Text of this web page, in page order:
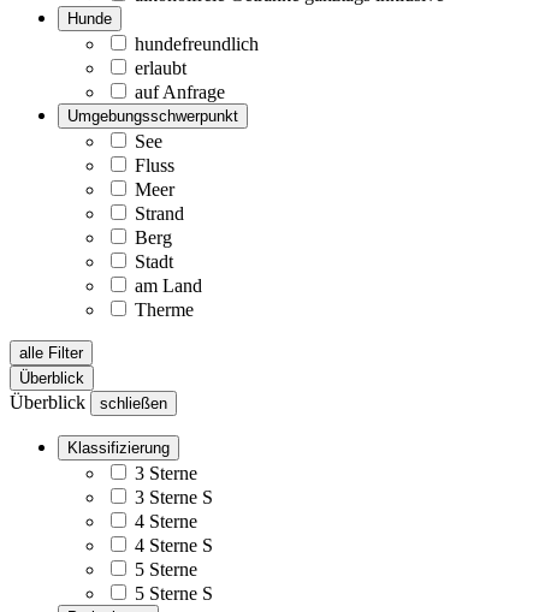
Hunde
hundefreundlich
erlaubt
auf Anfrage
Umgebungsschwerpunkt
See
Fluss
Meer
Strand
Berg
Stadt
am Land
Therme
alle Filter
Überblick
Überblick schließen
Klassifizierung
3 Sterne
3 Sterne S
4 Sterne
4 Sterne S
5 Sterne
5 Sterne S